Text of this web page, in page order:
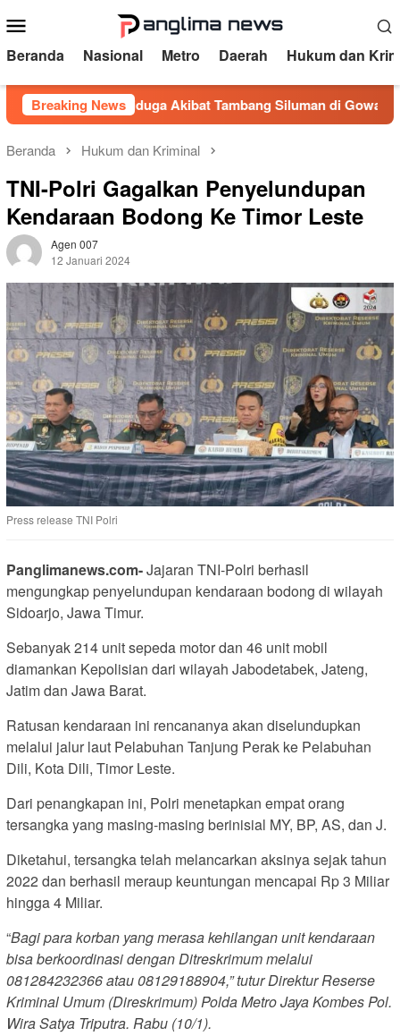
ke
kontenMobile
Beranda Nasional Metro Daerah Hukum dan
Breaking News
Diduga Akibat Tambang Siluman di Gowa, PRI Desak
Beranda Hukum dan Kriminal
TNI-Polri Gagalkan Penyelundupan
Kendaraan Bodong Ke Timor Leste
Agen 007
12 Januari 2024
Press release TNI Polri
Panglimanews.com-Jajaran TNI-Polri berhasil
mengungkap penyelundupan kendaraan bodong di wilayah
Sidoarjo, Jawa Timur.
Sebanyak 214 unit sepeda motor dan 46 unit mobil
diamankan Kepolisian dari wilayah Jabodetabek, Jateng,
Jatim dan Jawa Barat.
Ratusan kendaraan ini rencananya akan diselundupkan
melalui jalur laut Pelabuhan Tanjung Perak ke Pelabuhan
Dili, Kota Dili, Timor Leste.
Dari penangkapan ini, Polri menetapkan empat orang
tersangka yang masing-masing berinisial MY, BP, AS, dan J.
Diketahui, tersangka telah melancarkan aksinya sejak tahun
2022 dan berhasil meraup keuntungan mencapai Rp 3 Miliar
hingga 4 Miliar.
“Bagi para korban yang merasa kehilangan unit kendaraan
bisa berkoordinasi dengan Ditreskrimum melalui
081284232366 atau 08129188904,” tutur Direktur Reserse
Kriminal Umum (Direskrimum) Polda Metro Jaya Kombes Pol.
Wira Satya Triputra. Rabu (10/1).